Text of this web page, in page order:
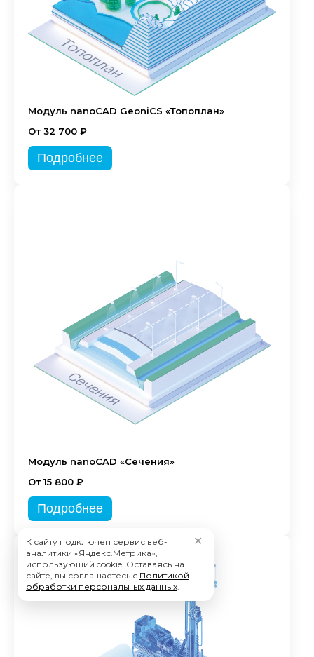
Модуль nanoCAD GeoniCS «Топоплан»
От 32 700 ₽
Подробнее
Модуль nanoCAD «Сечения»
От 15 800 ₽
Подробнее
К сайту подключен сервис веб-
аналитики «Яндекс.Метрика»,
использующий cookie. Оставаясь на
сайте, вы соглашаетесь с Политикой
обработки персональных данных.
✕